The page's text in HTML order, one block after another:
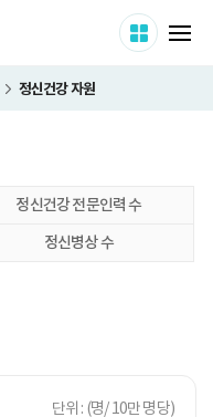
사이트
정신건강 자원
정신건강 전문인력 수
정신병상 수
단위 : (명/ 10만 명당)